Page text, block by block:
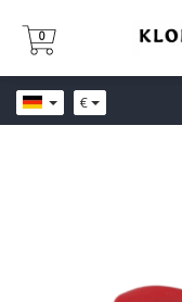
€
0
0